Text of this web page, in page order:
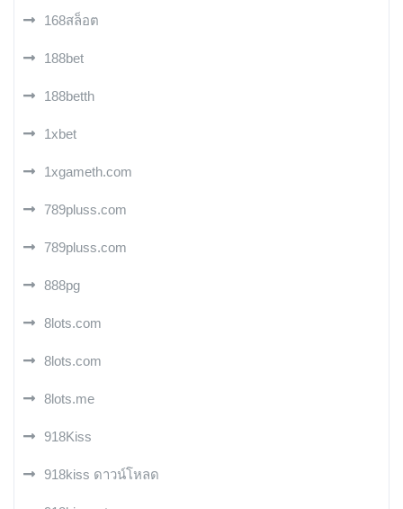
168สล็อต
188bet
188betth
1xbet
1xgameth.com
789pluss.com
789pluss.com
888pg
8lots.com
8lots.com
8lots.me
918Kiss
918kiss ดาวน์โหลด